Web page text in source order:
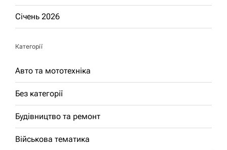
Січень 2026
Категорії
Авто та мототехніка
Без категорії
Будівництво та ремонт
Військова тематика